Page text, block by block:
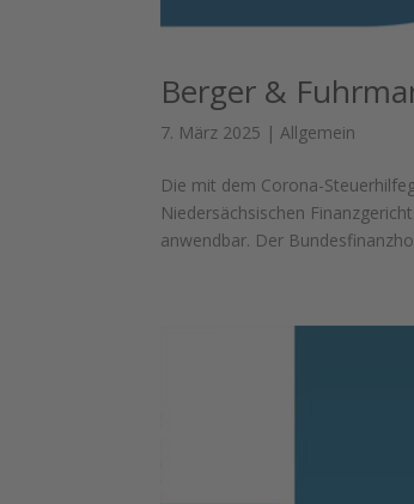
Berger &
7. März 2025 |Allgemein
Die mit dem Corona-
Niedersächsischen
anwendbar. Der